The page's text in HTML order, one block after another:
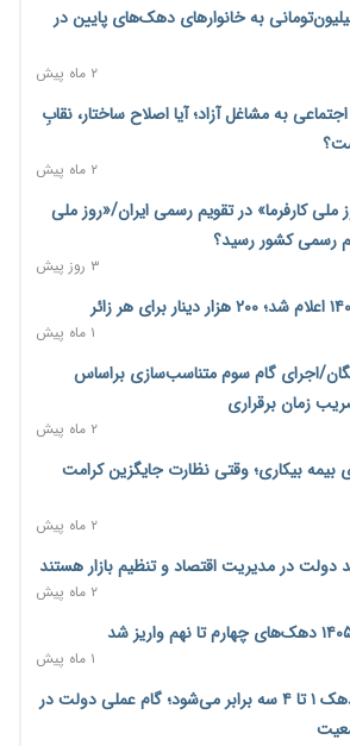
ترمز تولید خودرو کشیده شد؛ افت ۲۵ درصدی تیراژ ایران‌خودرو،
۲ روز پیش
مرزهای زمینی به راهبرد تأمین کالاهای
شکاف دستمزد و هزینه معیشت هر روز عمیق‌تر
بلاگرهای پردرآمد مشمول پرداخت
پیش‌بینی افزایش تولید برنج؛ نیاز وارداتی کشور به ۵۰۰ هزار تن
۲ روز پیش
برای تمدید ورود موقت کالا و خودرو تا
اعتبار ۳۰ میلیون‌تومانی به خانوارهای دهک‌های پایین در
۲ ماه پیش
به مشاغل آزاد؛ آیا اصلاح ساختار، نقابِ
۲ ماه پیش
ملی کارفرما» در تقویم رسمی ایران/«روز ملی
رسمی کشور رسید؟
۳ روز پیش
۱ ماه پیش
اجرای گام سوم متناسب‌سازی براساس
۲ ماه پیش
بیمه بیکاری؛ وقتی نظارت جایگزین کرامت
۲ ماه پیش
دولت در مدیریت اقتصاد و تنظیم بازار هستند
۲ ماه پیش
۱ ماه پیش
یارانه خانواده‌های دهک ۱ تا ۴ سه برابر می‌شود؛ گام عملی دولت در